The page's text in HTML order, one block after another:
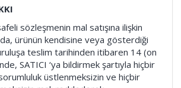
sözleşmenin mal satışına ilişkin
ürünün kendisine veya gösterdiği
teslim tarihinden itibaren 14 (on
SATICI ‘ya bildirmek şartıyla hiçbir
üstlenmeksizin ve hiçbir